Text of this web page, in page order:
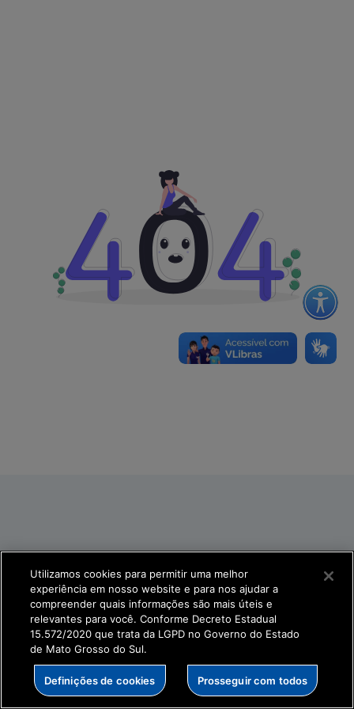
Utilizamos cookies para permitir uma melhor
experiência em nosso website e para nos ajudar a
compreender quais informações são mais úteis e
relevantes para você. Conforme Decreto Estadual
15.572/2020 que trata da LGPD no Governo do Estado
de Mato Grosso do Sul.
Definições de cookies Prosseguir com todos